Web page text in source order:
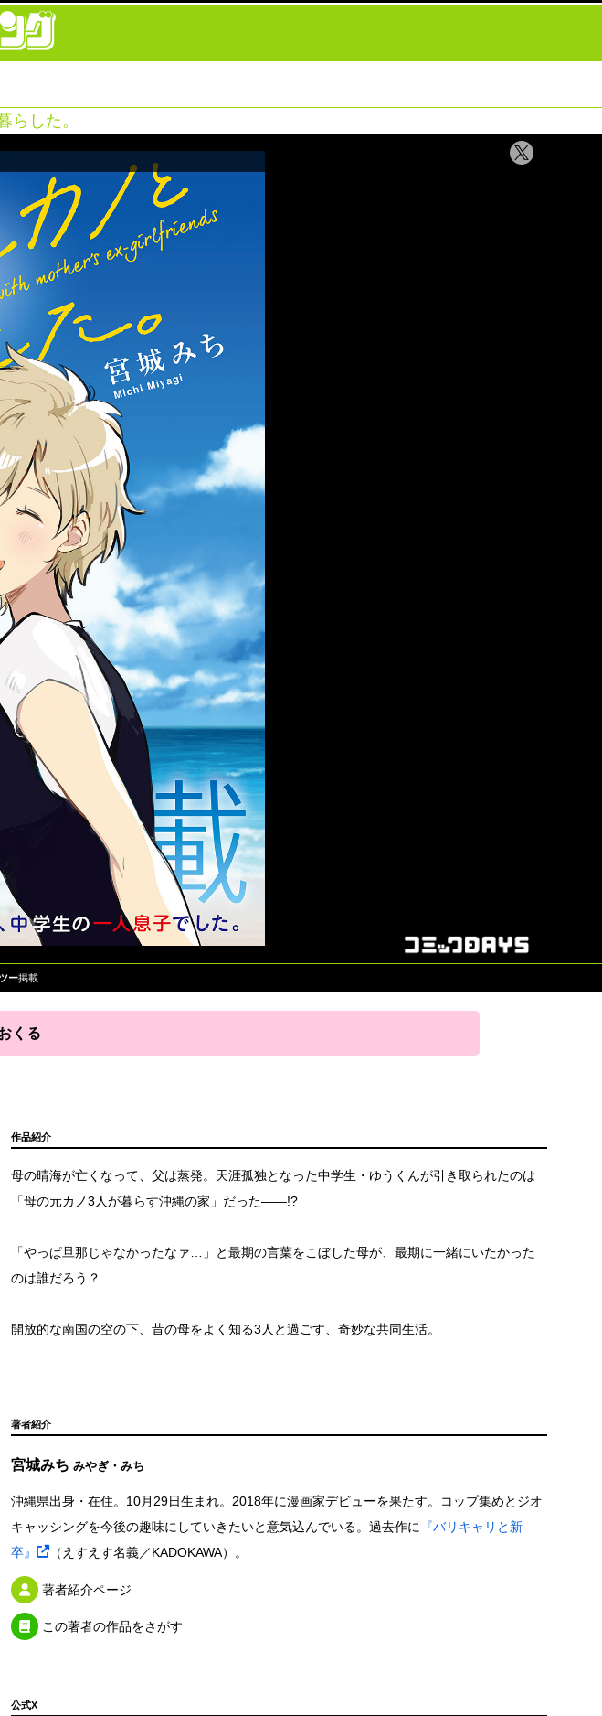
らした。
ー掲載
くる
作品紹介
母の晴海が亡くなって、父は蒸発。天涯孤独となった中学生・ゆうくんが引き取られたのは
「母の元カノ3人が暮らす沖縄の家」だった——!?
「やっぱ旦那じゃなかったなァ…」と最期の言葉をこぼした母が、最期に一緒にいたかった
のは誰だろう？
開放的な南国の空の下、昔の母をよく知る3人と過ごす、奇妙な共同生活。
著者紹介
宮城みちみやぎ・みち
沖縄県出身・在住。10月29日生まれ。2018年に漫画家デビューを果たす。コップ集めとジオ
キャッシングを今後の趣味にしていきたいと意気込んでいる。過去作に
『バリキャリと新
卒』
（えすえす名義／KADOKAWA）。
著者紹介ページ
この著者の作品をさがす
公式X